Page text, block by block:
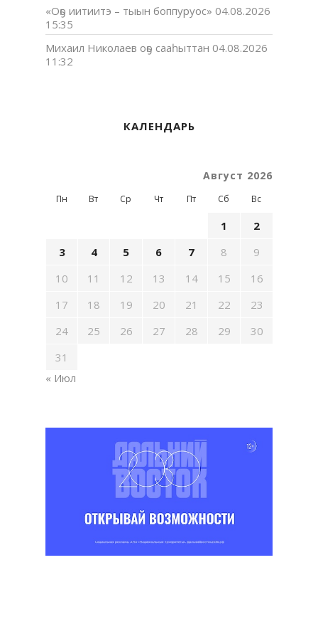
«Оҕо иитиитэ – тыын боппуруос» 04.08.2026
15:35
Михаил Николаев оҕо сааһыттан 04.08.2026
11:32
КАЛЕНДАРЬ
Август 2026
Пн Вт Ср Чт Пт Сб Вс
1
2
3
4 5 6 7 8
9
10
11 12 13 14 15
16
17
18 19 20 21 22
23
24
25 26 27 28 29
30
31
« Июл